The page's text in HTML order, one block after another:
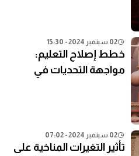
02 سبتمبر 2024 - 15:30
خطط إصلاح التعليم:
مواجهة التحديات في
02 سبتمبر 2024 - 07:02
تأثير التغيرات المناخية على